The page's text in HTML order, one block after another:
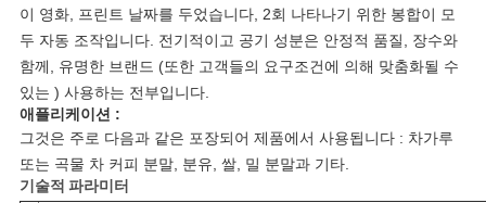
견
적
요
청
이 영화, 프린트 날짜를 두었습니다, 2회 나타나기 위한 봉합이 모
두 자동 조작입니다. 전기적이고 공기 성분은 안정적 품질, 장수와
함께, 유명한 브랜드 (또한 고객들의 요구조건에 의해 맞춤화될 수
있는 ) 사용하는 전부입니다.
애플리케이션 :
그것은 주로 다음과 같은 포장되어 제품에서 사용됩니다 : 차가루
또는 곡물 차 커피 분말, 분유, 쌀, 밀 분말과 기타.
기술적 파라미터